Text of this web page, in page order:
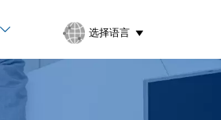
 选择语言 